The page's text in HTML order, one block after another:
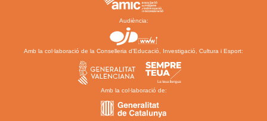
Audiència:
Amb la col·laboració de la Conselleria d’Educació, Investigació, Cultura i Esport:
Amb la col·laboració de: